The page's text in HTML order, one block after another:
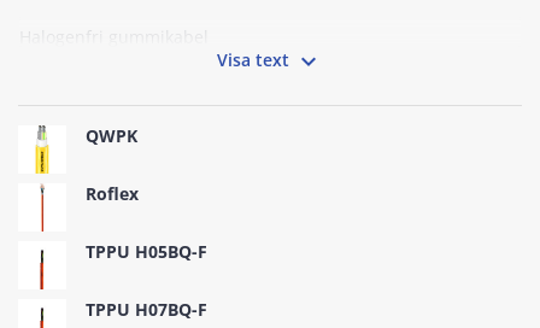
Halogenfri gummikabel
Visa text 
QWPK
Roflex
TPPU H05BQ-F
TPPU H07BQ-F